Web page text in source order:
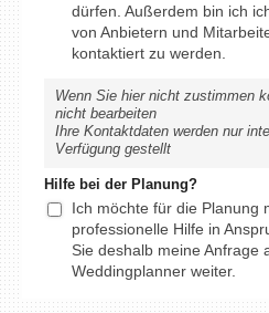
dürfen. Außerdem bin ich
von Anbietern und
kontaktiert zu werden.
Wenn Sie hier nicht zustimmen
nicht bearbeiten
Ihre Kontaktdaten werden nur
Verfügung gestellt
Hilfe bei der Planung?
Ich möchte für die Planung
professionelle Hilfe in
Sie deshalb meine Anfrage
Weddingplanner weiter.